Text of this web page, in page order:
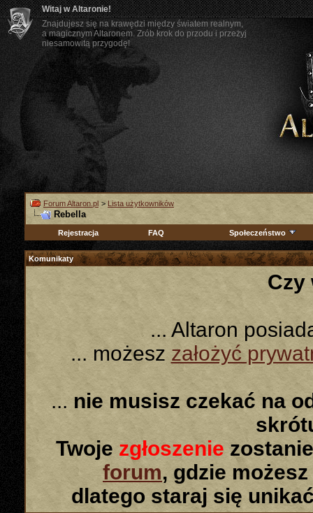
Witaj w Altaronie!
Znajdujesz się na krawędzi między światem realnym,
a magicznym Altaronem. Zrób krok do przodu i przeżyj
niesamowitą przygodę!
Forum Altaron.pl > Lista użytkowników
Rebella
Rejestracja FAQ Społeczeństwo
Komunikaty
Czy
... Altaron
... możeszzałożyć
... nie musisz czekać na
Twoje zgłoszenie
forum, gdzie
dlatego staraj się